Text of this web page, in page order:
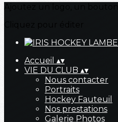
Accueil ▴▾
VIE DU CLUB ▴▾
Nous contacter
Portraits
Hockey Fauteuil
Nos prestations
Galerie Photos